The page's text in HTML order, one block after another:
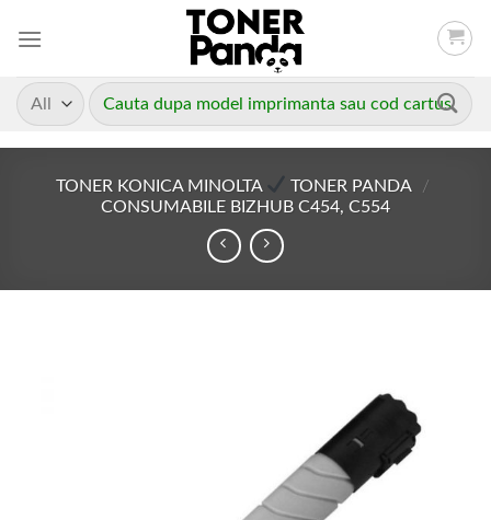
Caută
după:
TONER KONICA MINOLTA TONER PANDA
/
CONSUMABILE BIZHUB C454, C554